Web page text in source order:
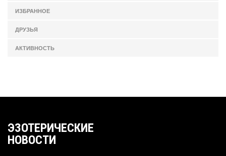
ИЗБРАННОЕ
ДРУЗЬЯ
АКТИВНОСТЬ
ЭЗОТЕРИЧЕСКИЕ
НОВОСТИ